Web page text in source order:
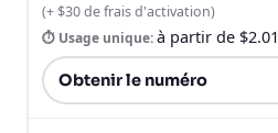
(+ $30 de frais d'activation)
⏱ Usage unique:à partir de $2.01
Obtenir le numéro